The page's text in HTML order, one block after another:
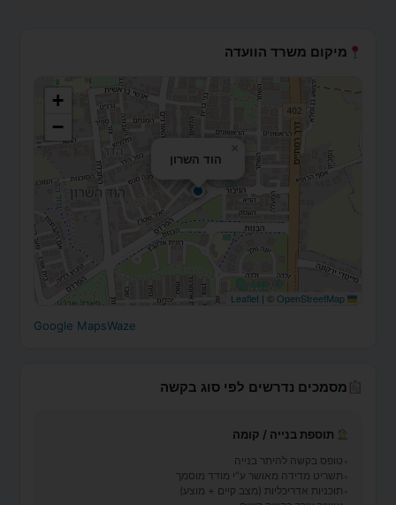
מיקום משרד הוועדה
הוד השרון
×
+
−
Leaflet
| ©OpenStreetMap
Waze
Google Maps
מסמכים נדרשים לפי סוג בקשה
תוספת בנייה / קומה
טופס בקשה להיתר בנייה
תשריט מדידה מאושר ע"י מודד מוסמך
תוכניות אדריכליות (מצב קיים + מוצע)